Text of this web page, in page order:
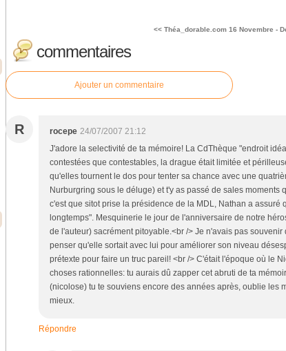
<< Théa_dorable.com 16 Novembre -
commentaires
Ajouter un commentaire
R rocepe 24/07/2007 21:12
J'adore la selectivité de ta mémoire! La CdThèque "endroit
contestées que contestables, la drague était limitée et
qu'elles tournent le dos pour tenter sa chance avec une
Nurburgring sous le déluge) et t'y as passé de sales moments
c'est que sitot prise la présidence de la MDL, Nathan a
longtemps". Mesquinerie le jour de l'anniversaire de notre
de l'auteur) sacrément pitoyable.<br /> Je n'avais pas
penser qu'elle sortait avec lui pour améliorer son niveau
prétexte pour faire un truc pareil! <br /> C'était l'époque où le
choses rationnelles: tu aurais dû zapper cet abruti de ta
(nicolose) tu te souviens encore des années après, oublie les
mieux.
Répondre